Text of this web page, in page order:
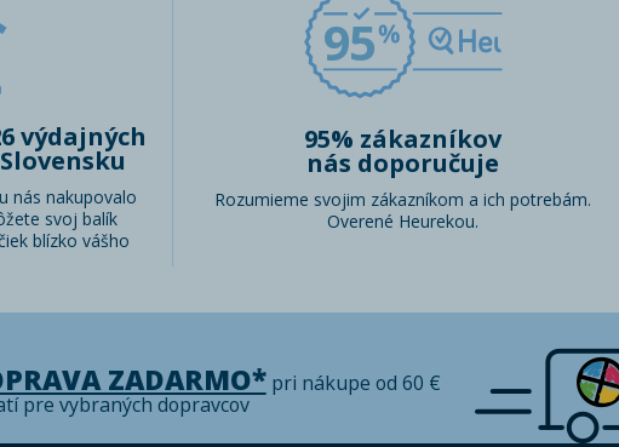
výdajných
nás nakupovalo
svoj balík
blízko vášho
95
95% zákazníkov
nás doporučuje
Rozumieme svojim zákazníkom a ich potrebám.
Overené Heurekou.
ZADARMO*pri nákupe od 60 €
pre vybraných dopravcov